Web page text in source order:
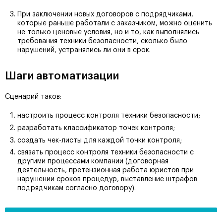
При заключении новых договоров с подрядчиками,
которые раньше работали с заказчиком, можно оценить
не только ценовые условия, но и то, как выполнялись
требования техники безопасности, сколько было
нарушений, устранялись ли они в срок.
Шаги автоматизации
Сценарий таков:
настроить процесс контроля техники безопасности;
разработать классификатор точек контроля;
создать чек-листы для каждой точки контроля;
связать процесс контроля техники безопасности с
другими процессами компании (договорная
деятельность, претензионная работа юристов при
нарушении сроков процедур, выставление штрафов
подрядчикам согласно договору).